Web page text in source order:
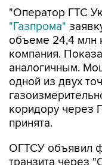
"Оператор ГТС
"Газпрома"
объеме 24,4 млн
компания.
аналогичным.
одной из двух
коридору через
принята.
ОГТСУ объявил